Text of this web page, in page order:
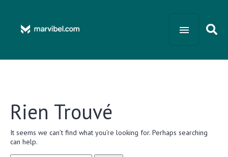
Rien Trouvé
It seems we can’t find what you’re looking for. Perhaps searching
can help.